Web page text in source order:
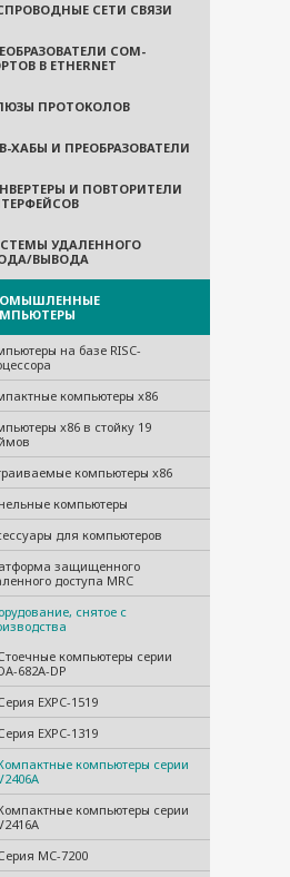
СЕТИ СВЯЗИ
COM-
В ETHERNET
ПРОТОКОЛОВ
ХАБЫ И ПРЕОБРАЗОВАТЕЛИ
И ПОВТОРИТЕЛИ
УДАЛЕННОГО
ВЫВОДА
на базе RISC-
компьютеры x86
x86 в стойку 19
компьютеры x86
компьютеры
для компьютеров
защищенного
доступа MRC
снятое с
компьютеры серии
682A-DP
EXPC-1519
EXPC-1319
компьютеры серии
компьютеры серии
MC-7200